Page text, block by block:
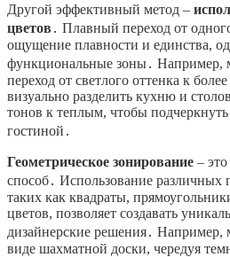
Другой эффективный метод –
цветов ․ Плавный переход от
ощущение плавности и единства,
функциональные зоны․ Например,
переход от светлого оттенка к
визуально разделить кухню и
тонов к теплым, чтобы
гостиной․
Геометрическое зонирование –
способ․ Использование различных
таких как квадраты,
цветов, позволяет создавать
дизайнерские решения․
виде шахматной доски, чередуя